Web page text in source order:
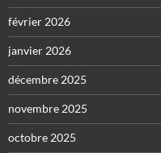
février 2026
janvier 2026
décembre 2025
novembre 2025
octobre 2025